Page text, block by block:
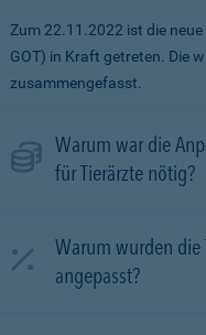
Zum 22.11.2022 ist die
GOT) in Kraft getreten. Die
zusammengefasst.
Warum war die
für Tierärzte nötig?
Warum wurden die
angepasst?